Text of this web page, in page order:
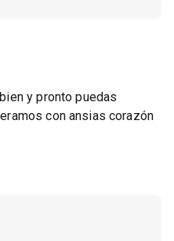
y pronto puedas
con ansias corazón